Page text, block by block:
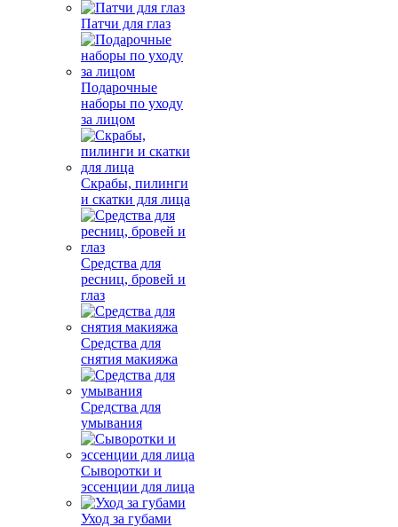
Патчи для глаз
Подарочные
наборы по уходу
за лицом
Скрабы, пилинги
и скатки для лица
Средства для
ресниц, бровей и
глаз
Средства для
снятия макияжа
Средства для
умывания
Сыворотки и
эссенции для лица
Уход за губами